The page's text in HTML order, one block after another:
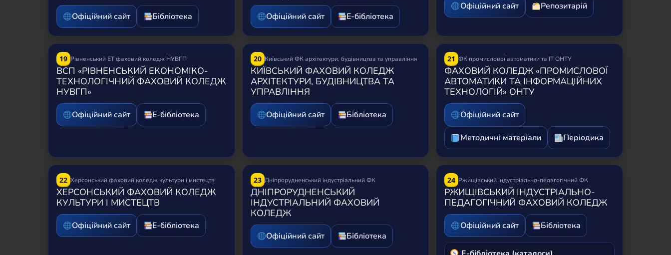
Офіційний сайт Бібліотека Офіційний сайт Е-бібліотека
Офіційний сайт Репозитарій
19 Рівненський ЕТ фаховий коледж НУВГП
ВСП «РІВНЕНСЬКИЙ ЕКОНОМІКО-
ТЕХНОЛОГІЧНИЙ ФАХОВИЙ КОЛЕДЖ
НУВГП»
Офіційний сайт Е-бібліотека
20 Київський ФК архітектури, будівництва та управління
КИЇВСЬКИЙ ФАХОВИЙ КОЛЕДЖ
АРХІТЕКТУРИ, БУДІВНИЦТВА ТА
УПРАВЛІННЯ
Офіційний сайт Бібліотека
21 ФК промислової автоматики та ІТ ОНТУ
ФАХОВИЙ КОЛЕДЖ «ПРОМИСЛОВОЇ
АВТОМАТИКИ ТА ІНФОРМАЦІЙНИХ
ТЕХНОЛОГІЙ» ОНТУ
Офіційний сайт
Методичні матеріали Періодика
22 Херсонський фаховий коледж культури і мистецтв
ХЕРСОНСЬКИЙ ФАХОВИЙ КОЛЕДЖ
КУЛЬТУРИ І МИСТЕЦТВ
Офіційний сайт Е-бібліотека
23 Дніпрорудненський індустріальний ФК
ДНІПРОРУДНЕНСЬКИЙ
ІНДУСТРІАЛЬНИЙ ФАХОВИЙ
КОЛЕДЖ
Офіційний сайт Бібліотека
24 Ржищівський індустріально-педагогічний ФК
РЖИЩІВСЬКИЙ ІНДУСТРІАЛЬНО-
ПЕДАГОГІЧНИЙ ФАХОВИЙ КОЛЕДЖ
Офіційний сайт Бібліотека